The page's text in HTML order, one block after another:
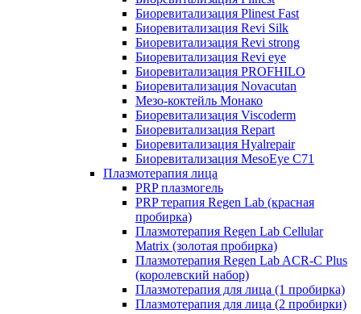
Биоревитализация Plinest Fast
Биоревитализация Revi Silk
Биоревитализация Revi strong
Биоревитализация Revi eye
Биоревитализация PROFHILO
Биоревитализация Novacutan
Мезо-коктейль Монако
Биоревитализация Viscoderm
Биоревитализация Repart
Биоревитализация Hyalrepair
Биоревитализация MesoEye C71
Плазмотерапия лица
PRP плазмогель
PRP терапия Regen Lab (красная
пробирка)
Плазмотерапия Regen Lab Cellular
Matrix (золотая пробирка)
Плазмотерапия Regen Lab ACR-C Plus
(королевский набор)
Плазмотерапия для лица (1 пробирка)
Плазмотерапия для лица (2 пробирки)